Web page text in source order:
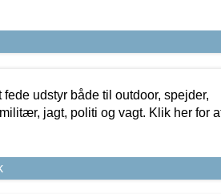
udstyr både til outdoor, spejder,
jagt, politi og vagt. Klik her for